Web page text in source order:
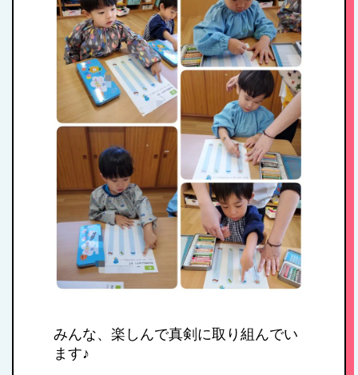
HOME
私たちの思い・教
育方針
1日のスケジュール
年間行事
施設紹介・園概要
入園案内
みんな、楽しんで真剣に取り組んでい
ます♪